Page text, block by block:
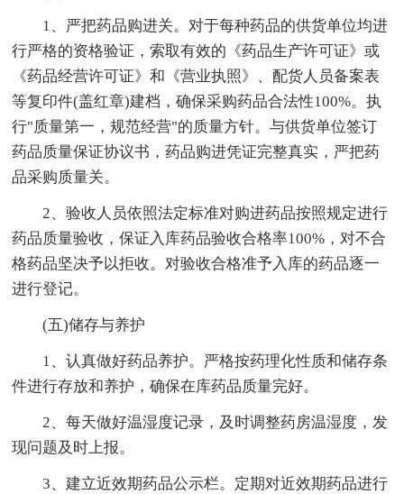
1、严把药品购进关。对于每种药品的供货单位均进
行严格的资格验证，索取有效的《药品生产许可证》或
《药品经营许可证》和《营业执照》、配货人员备案表
等复印件(盖红章)建档，确保采购药品合法性100%。执
行"质量第一，规范经营"的质量方针。与供货单位签订
药品质量保证协议书，药品购进凭证完整真实，严把药
品采购质量关。
2、验收人员依照法定标准对购进药品按照规定进行
药品质量验收，保证入库药品验收合格率100%，对不合
格药品坚决予以拒收。对验收合格准予入库的药品逐一
进行登记。
(五)储存与养护
1、认真做好药品养护。严格按药理化性质和储存条
件进行存放和养护，确保在库药品质量完好。
2、每天做好温湿度记录，及时调整药房温湿度，发
现问题及时上报。
3、建立近效期药品公示栏。定期对近效期药品进行